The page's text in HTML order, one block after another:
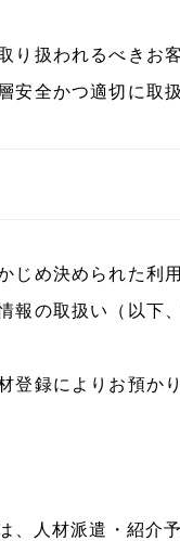
扱われるべきお
全かつ適切に取扱
め決められた利
の取扱い（以下
録によりお預か
人材派遣・紹介